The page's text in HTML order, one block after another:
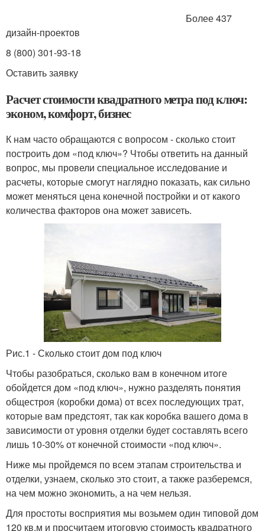
Более 437
дизайн-проектов
8 (800) 301-93-18
Оставить заявку
Расчет стоимости квадратного метра под ключ:
эконом, комфорт, бизнес
К нам часто обращаются с вопросом - сколько стоит
построить дом «под ключ»? Чтобы ответить на данный
вопрос, мы провели специальное исследование и
расчеты, которые смогут наглядно показать, как сильно
может меняться цена конечной постройки и от какого
количества факторов она может зависеть.
Рис.1 - Сколько стоит дом под ключ
Чтобы разобраться, сколько вам в конечном итоге
обойдется дом «под ключ», нужно разделять понятия
общестроя (коробки дома) от всех последующих трат,
которые вам предстоят, так как коробка вашего дома в
зависимости от уровня отделки будет составлять всего
лишь 10-30% от конечной стоимости «под ключ».
Ниже мы пройдемся по всем этапам строительства и
отделки, узнаем, сколько это стоит, а также разберемся,
на чем можно экономить, а на чем нельзя.
Для простоты восприятия мы возьмем один типовой дом
120 кв.м и просчитаем итоговую стоимость квадратного